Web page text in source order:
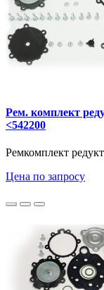
Рем. комплект
<542200
Ремкомплект
Цена по запросу